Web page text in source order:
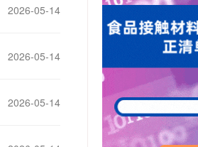
2026-05-14
2026-05-14
2026-05-14